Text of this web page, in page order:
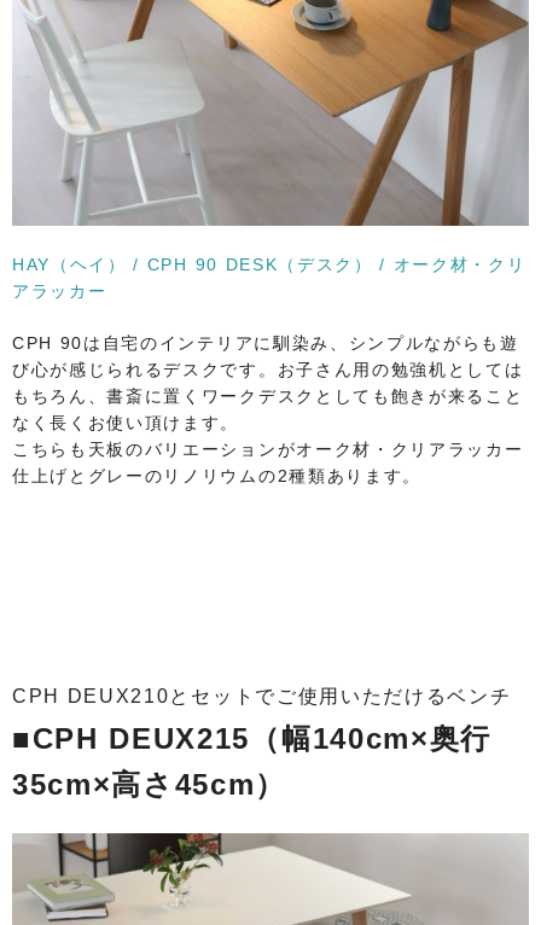
HAY（ヘイ） / CPH 90 DESK（デスク） / オーク材・クリ
アラッカー
CPH 90は自宅のインテリアに馴染み、シンプルながらも遊
び心が感じられるデスクです。お子さん用の勉強机としては
もちろん、書斎に置くワークデスクとしても飽きが来ること
なく長くお使い頂けます。
こちらも天板のバリエーションがオーク材・クリアラッカー
仕上げとグレーのリノリウムの2種類あります。
CPH DEUX210とセットでご使用いただけるベンチ
■CPH DEUX215（幅140cm×奥行
35cm×高さ45cm）